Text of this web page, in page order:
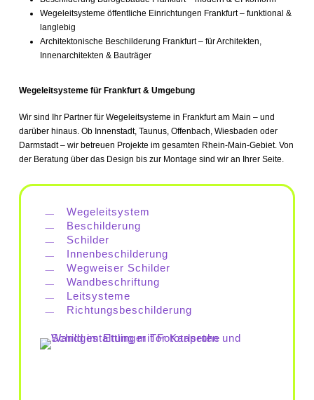
Wegeleitsysteme öffentliche Einrichtungen Frankfurt – funktional &
langlebig
Architektonische Beschilderung Frankfurt – für Architekten,
Innenarchitekten & Bauträger
Wegeleitsysteme für Frankfurt & Umgebung
Wir sind Ihr Partner für Wegeleitsysteme in Frankfurt am Main – und
darüber hinaus. Ob Innenstadt, Taunus, Offenbach, Wiesbaden oder
Darmstadt – wir betreuen Projekte im gesamten Rhein-Main-Gebiet. Von
der Beratung über das Design bis zur Montage sind wir an Ihrer Seite.
Wegeleitsystem
Beschilderung
Schilder
Innenbeschilderung
Wegweiser Schilder
Wandbeschriftung
Leitsysteme
Richtungsbeschilderung